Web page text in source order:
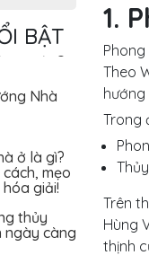
1.
Theo
Trong
Trên
Hùng
thịnh
BẬT
Vượng
mẹo
giải!
thủy
càng
Vượng